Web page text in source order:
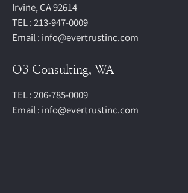
Irvine, CA 92614
TEL : 213-947-0009
Email : info@evertrustinc.com
O3 Consulting, WA
TEL : 206-785-0009
Email : info@evertrustinc.com